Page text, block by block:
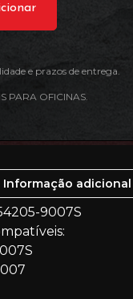
e prazos de entrega.
PARA OFICINAS.
Informação adicional
9007S